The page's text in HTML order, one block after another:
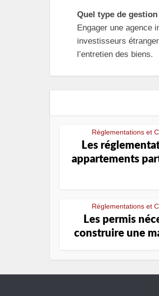
Quel type de
Engager une agence
investisseurs
l’entretien des biens.
Réglementations et
Les
appartements
Réglementations et
Les permis
construire une